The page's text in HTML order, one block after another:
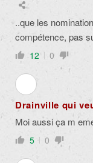
..que les
compétence, pas
12 0
Drainville qui
Moi aussi ça m
5 0